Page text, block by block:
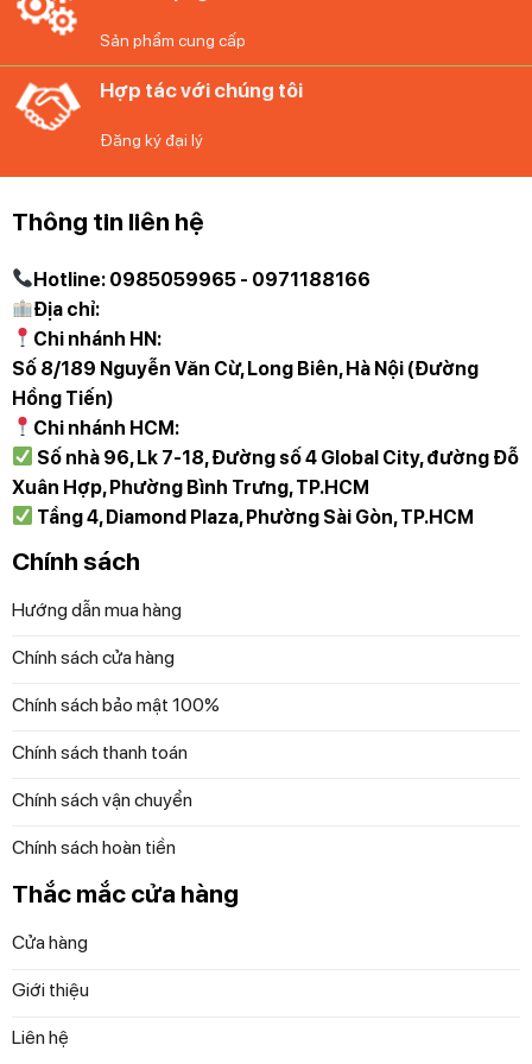
tráng miệng hay các món trái cây, giúp tạo điểm nhấn
trang trí bàn ăn và làm cho bữa ăn trở nên đẳng cấp hơn.
Sự đa năng của đĩa vuông Nachtmann Square 101045
cho phép bạn sáng tạo trong việc bày trí bàn ăn và thể
hiện tinh thần sáng tạo của mình.
chất liệu thủy tinh cao cấp giúp Bộ 2 Đĩa Vuông
Vuông Nachtmann 101045 không chỉ là một vật dụng hữu
cho không gian bếp và bàn ăn.
Bộ 2 Đĩa Vuông Nachtmann 101045 Square Platte
Quadratisch 21cm
Trọng lượng: 1,4 kg
Thương hiệu: NACHTMANN
Sản phẩm cung cấp
Hợp tác với chúng tôi
Đăng ký đại lý
Thông tin liên hệ
Hotline: 0985059965 - 0971188166
Địa chỉ:
Chi nhánh HN:
Số 8/189 Nguyễn Văn Cừ, Long Biên, Hà Nội (Đường
Hồng Tiến)
Chi nhánh HCM:
Số nhà 96, Lk 7-18, Đường số 4 Global City, đường Đỗ
Xuân Hợp, Phường Bình Trưng, TP.HCM
Tầng 4, Diamond Plaza, Phường Sài Gòn, TP.HCM
Chính sách
Hướng dẫn mua hàng
Chính sách cửa hàng
Chính sách bảo mật 100%
Chính sách thanh toán
Chính sách vận chuyển
Chính sách hoàn tiền
Thắc mắc cửa hàng
Cửa hàng
Giới thiệu
Liên hệ